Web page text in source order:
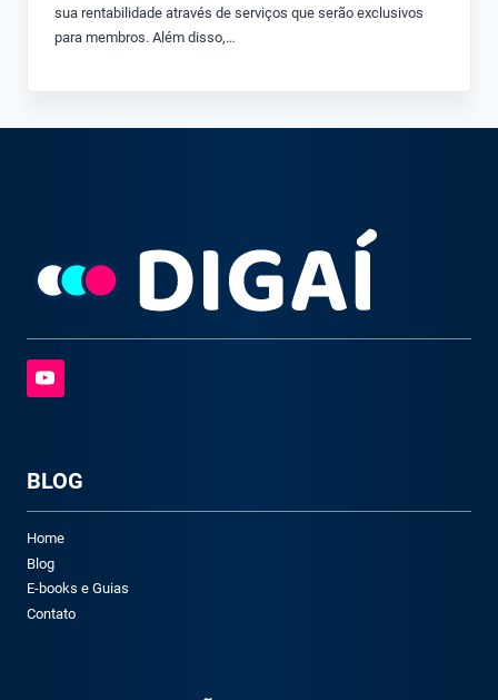
sua rentabilidade através de serviços que serão exclusivos
para membros. Além disso,…
BLOG
Home
Blog
E-books e Guias
Contato